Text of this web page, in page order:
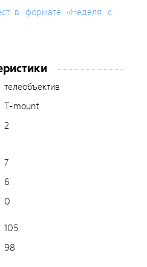
в формате «Неделя с
телеобъектив
T-mount
2
7
6
0
105
98